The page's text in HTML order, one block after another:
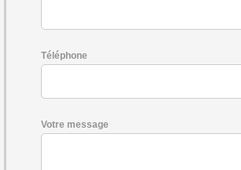
Téléphone
Votre message